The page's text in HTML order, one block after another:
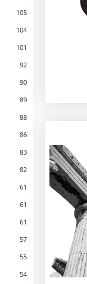
105
104
101
92
90
89
88
86
83
82
61
61
61
57
55
54